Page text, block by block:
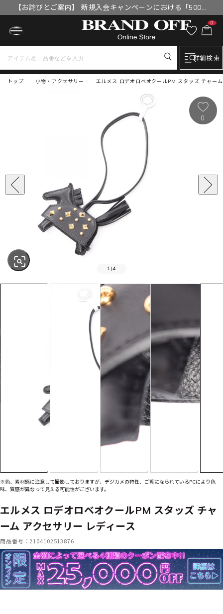
【お詫びとご案内】 新規入会キャンペーンにおける「500円
OFFクーポン」付与漏れと補填について
0
詳細検索
トップ エルメス ロデオロベオクールPM スタッズ チャー
小物・アクセサリー
SOLD OUT
1 |4
0
※色、素材感に注意して撮影しておりますが、デジカメの特性、ご覧になられているPCにより色
味、質感が異なって見える可能性がございます。
エルメス ロデオロベオクールPM スタッズ チャ
ーム アクセサリー レディース
商品番号：2104102513876